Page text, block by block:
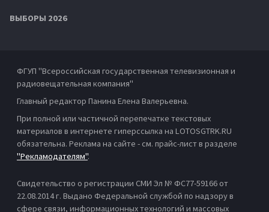
ВЫБОРЫ 2026
ФГУП "Всероссийская государственная телевизионная и
радиовещательная компания"
Главный редактор Панина Елена Валерьевна.
При полной или частичной перепечатке текстовых
материалов в интернете гиперссылка на LOTOSGTRK.RU
обязательна. Реклама на сайте - см. прайс-лист в разделе
"Рекламодателям".
Свидетельство о регистрации СМИ Эл № ФС77-59166 от
22.08.2014 г. Выдано Федеральной службой по надзору в
сфере связи, информационных технологий и массовых